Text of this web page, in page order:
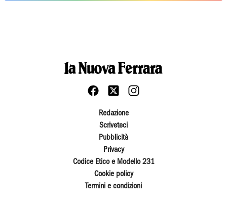
Redazione
Scriveteci
Pubblicità
Privacy
Codice Etico e Modello 231
Cookie policy
Termini e condizioni